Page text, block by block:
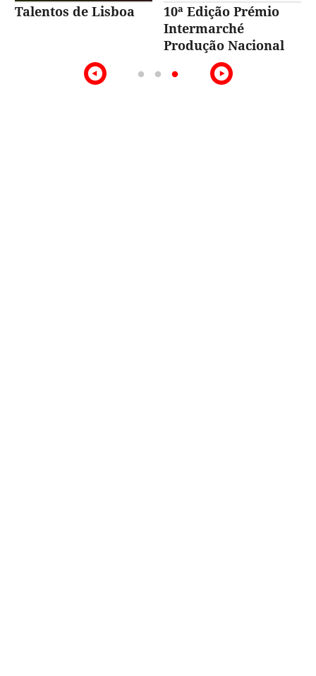
Talentos de Lisboa
10ª Edição Prémio
Intermarché
Produção Nacional